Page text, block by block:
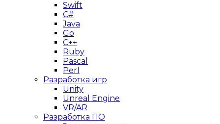
Swift
C#
Java
Go
C++
Ruby
Pascal
Perl
Разработка игр
Unity
Unreal Engine
VR/AR
Разработка ПО